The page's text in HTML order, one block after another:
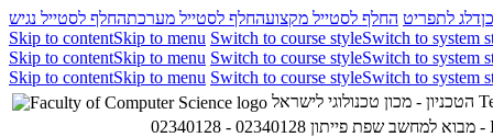
דלג לתפריט החלף לסטייל מקצועהחלף לסטייל מערכתהחלף לסטייל נגיש
Skip to contentSkip to menu Switch to course styleSwitch to system
Skip to contentSkip to menu Switch to course styleSwitch to system
Skip to contentSkip to menu Switch to course styleSwitch to system
02340128 - מבוא למחשב שפת פייתון